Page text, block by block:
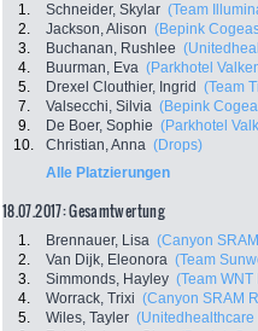
1. Schneider, Skylar (Team
2.
Jackson, Alison (Bepink
3.
Buchanan, Rushlee
4.
Buurman, Eva (Parkhotel
5.
Drexel Clouthier, Ingrid (Team
7.
Valsecchi, Silvia (Bepink
9.
De Boer, Sophie (Parkhotel
10.
Christian, Anna (Drops)
Alle Platzierungen
18.07.2017: Gesamtwertung
1. Brennauer, Lisa (Canyon
2.
Van Dijk, Eleonora (Team
3.
Simmonds, Hayley (Team
4.
Worrack, Trixi (Canyon SRAM
5.
Wiles, Tayler (Unitedhealthcare